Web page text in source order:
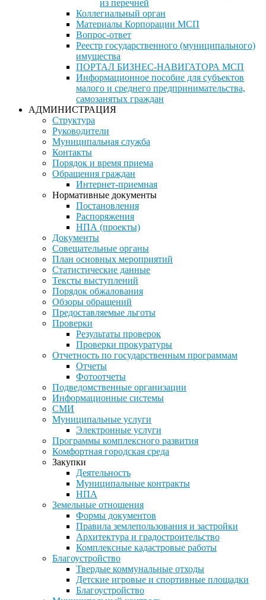
из перечней
Коллегиальный орган
Материалы Корпорации МСП
Вопрос-ответ
Реестр государственного (муниципального)
имущества
ПОРТАЛ БИЗНЕС-НАВИГАТОРА МСП
Информационное пособие для субъектов
малого и среднего предпринимательства,
самозанятых граждан
АДМИНИСТРАЦИЯ
Структура
Руководители
Муниципальная служба
Контакты
Порядок и время приема
Обращения граждан
Интернет-приемная
Нормативные документы
Постановления
Распоряжения
НПА (проекты)
Документы
Совещательные органы
План основных мероприятий
Статистические данные
Тексты выступлений
Порядок обжалования
Обзоры обращений
Предоставляемые льготы
Проверки
Результаты проверок
Проверки прокуратуры
Отчетность по государственным программам
Отчеты
Фотоотчеты
Подведомственные организации
Информационные системы
СМИ
Муниципальные услуги
Электронные услуги
Программы комплексного развития
Комфортная городская среда
Закупки
Деятельность
Муниципальные контракты
НПА
Земельные отношения
Формы документов
Правила землепользования и застройки
Архитектура и градостроительство
Комплексные кадастровые работы
Благоустройство
Твердые коммунальные отходы
Детские игровые и спортивные площадки
Благоустройство